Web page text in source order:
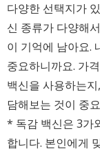
다양한 선택지가
신 종류가 다양해
이 기억에 남아요.
중요하니까요. 가
백신을 사용하는
담해보는 것이 중
* 독감 백신은 3가
합니다. 본인에게